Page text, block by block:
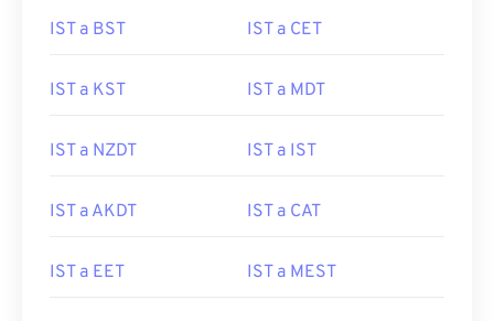
IST a BST IST a CET
IST a KST IST a MDT
IST a NZDT IST a IST
IST a AKDT IST a CAT
IST a EET IST a MEST